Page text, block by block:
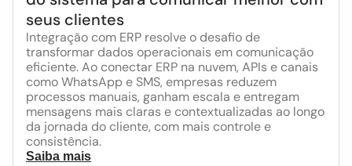
seus clientes
Integração com ERP resolve o desafio de
transformar dados operacionais em comunicação
eficiente. Ao conectar ERP na nuvem, APIs e canais
como WhatsApp e SMS, empresas reduzem
processos manuais, ganham escala e entregam
mensagens mais claras e contextualizadas ao longo
da jornada do cliente, com mais controle e
consistência.
Saiba mais